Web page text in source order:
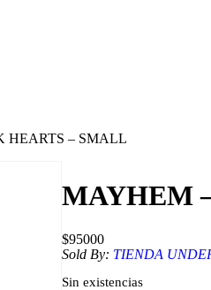
HEARTS – SMALL
MAYHEM
$95000
Sold By: TIENDA
Sin existencias